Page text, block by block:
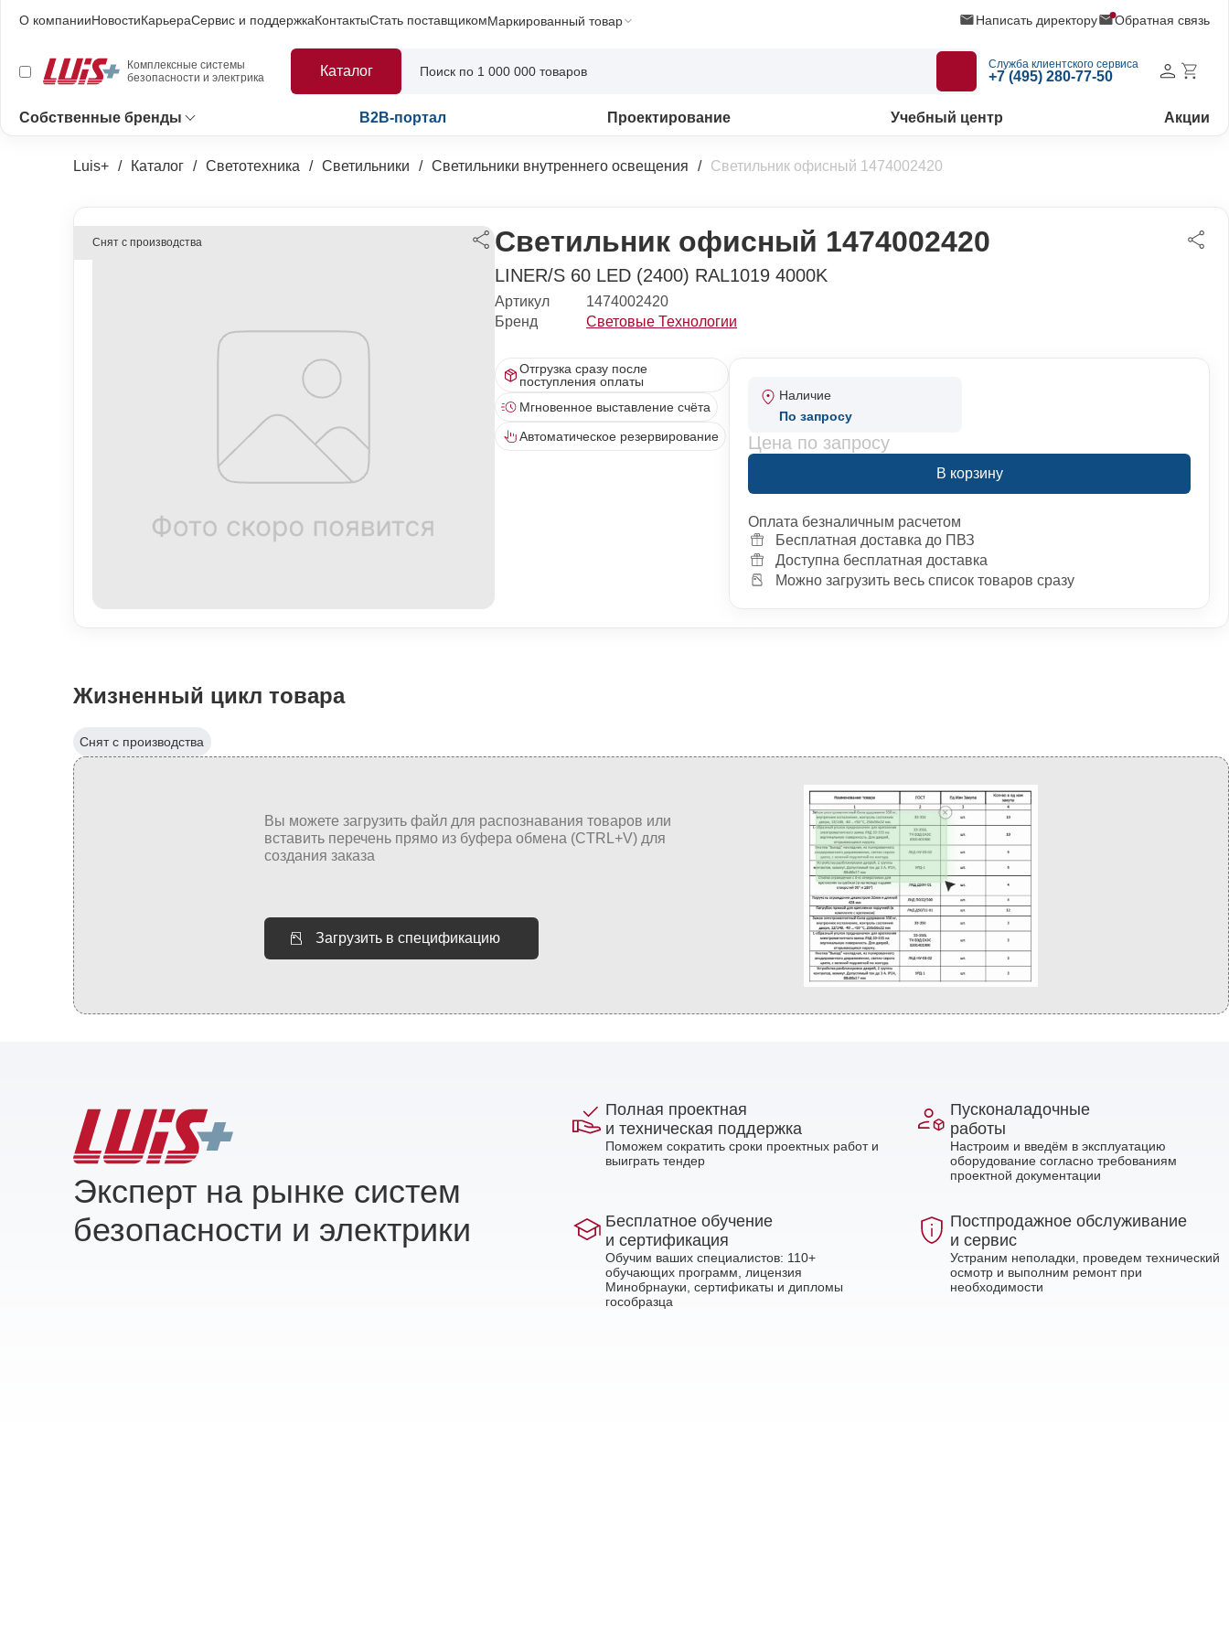
О компанииНовостиКарьераСервис и поддержкаКонтактыСтать поставщикомМаркированный товар Написать директору Обратная связь
Комплексные системы
безопасности и электрика
Каталог Служба клиентского сервиса
+7 (495) 280-77-50
Собственные бренды B2B-портал Проектирование Учебный центр Акции
Luis+ Каталог Светотехника Светильники Светильники внутреннего освещения Светильник офисный 1474002420
Снят с производства Светильник офисный 1474002420
LINER/S 60 LED (2400) RAL1019 4000K
Артикул
1474002420
Бренд
Световые Технологии
Отгрузка сразу после
поступления оплаты
Мгновенное выставление счёта
Автоматическое резервирование
Наличие
По запросу
Цена по запросу
В корзину
Оплата безналичным расчетом
Бесплатная доставка до ПВЗ
Доступна бесплатная доставка
Можно загрузить весь список товаров сразу
Жизненный цикл товара
Снят с производства
Загрузить в спецификацию
Эксперт на рынке систем
безопасности и электрики
Полная проектная
и техническая поддержка
Поможем сократить сроки проектных работ и
выиграть тендер
Пусконаладочные
работы
Настроим и введём в эксплуатацию
оборудование согласно требованиям
проектной документации
Бесплатное обучение
и сертификация
Обучим ваших специалистов: 110+
обучающих программ, лицензия
Минобрнауки, сертификаты и дипломы
гособразца
Постпродажное обслуживание
и сервис
Устраним неполадки, проведем технический
осмотр и выполним ремонт при
необходимости